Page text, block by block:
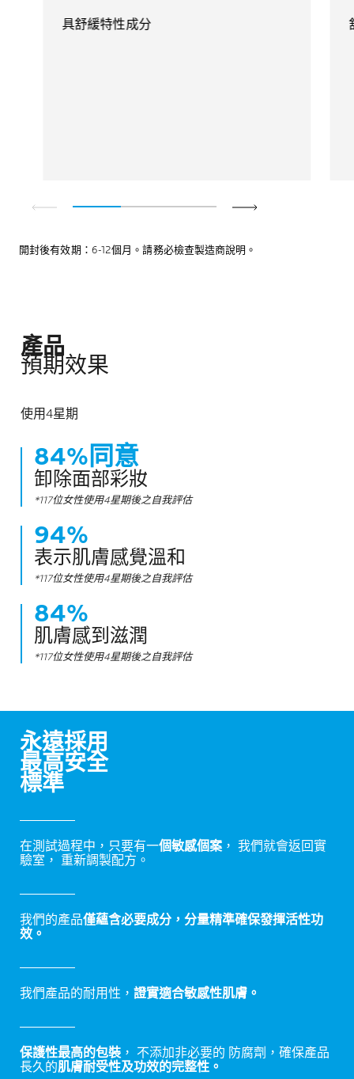
具舒緩特性成分​
開封後有效期：6-12個月。請務必檢查製造商說明。
產品
預期效果
使用4星期​
84%同意​
卸除面部彩妝
*117位女性使用4星期後之自我評估
94%
表示肌膚感覺溫和​
*117位女性使用4星期後之自我評估​
84%
肌膚感到滋潤​
*117位女性使用4星期後之自我評估​
永遠採用
最高安全
標準
在測試過程中，只要有一個敏感個案 ， 我們就會返回實
驗室， 重新調製配方。
我們的產品僅蘊含必要成分，分量精準確保發揮活性功
效。
我們產品的耐用性， 證實適合敏感性肌膚。
保護性最高的包裝， 不添加非必要的 防腐劑，確保產品
長久的肌膚耐受性及功效的完整性。